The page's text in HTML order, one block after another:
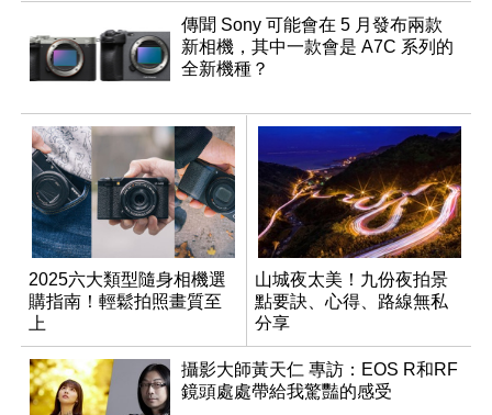
傳聞 Sony 可能會在 5 月發布兩款
新相機，其中一款會是 A7C 系列的
全新機種？
2025六大類型隨身相機選
購指南！輕鬆拍照畫質至
上
山城夜太美！九份夜拍景
點要訣、心得、路線無私
分享
攝影大師黃天仁 專訪：EOS R和RF
鏡頭處處帶給我驚豔的感受